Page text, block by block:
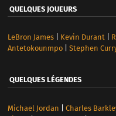
QUELQUES JOUEURS
LeBron James| Kevin Durant|
Antetokounmpo| Stephen
QUELQUES LÉGENDES
Michael Jordan Charles